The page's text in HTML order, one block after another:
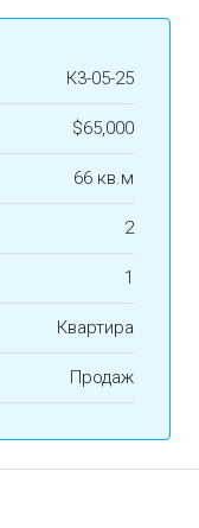
К3-05-25
$65,000
66 кв.м
2
1
Квартира
Продаж